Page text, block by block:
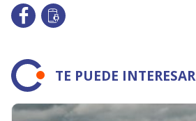
TE PUEDE INTERESAR